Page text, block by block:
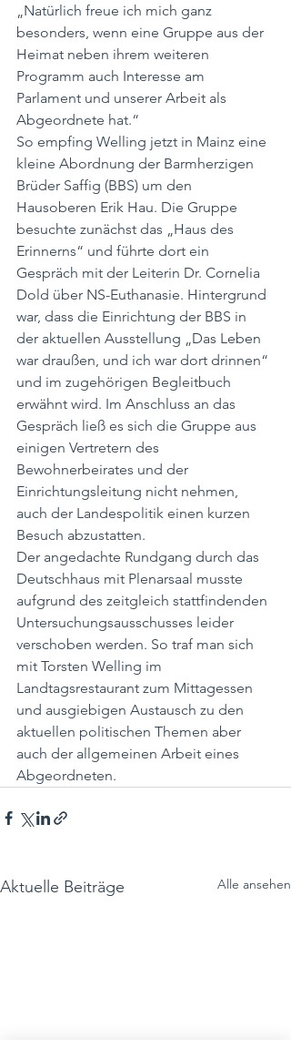
„Natürlich freue ich mich ganz
besonders, wenn eine Gruppe aus der
Heimat neben ihrem weiteren
Programm auch Interesse am
Parlament und unserer Arbeit als
Abgeordnete hat.“
So empfing Welling jetzt in Mainz eine
kleine Abordnung der Barmherzigen
Brüder Saffig (BBS) um den
Hausoberen Erik Hau. Die Gruppe
besuchte zunächst das „Haus des
Erinnerns“ und führte dort ein
Gespräch mit der Leiterin Dr. Cornelia
Dold über NS-Euthanasie. Hintergrund
war, dass die Einrichtung der BBS in
der aktuellen Ausstellung „Das Leben
war draußen, und ich war dort drinnen“
und im zugehörigen Begleitbuch
erwähnt wird. Im Anschluss an das
Gespräch ließ es sich die Gruppe aus
einigen Vertretern des
Bewohnerbeirates und der
Einrichtungsleitung nicht nehmen,
auch der Landespolitik einen kurzen
Besuch abzustatten.
Der angedachte Rundgang durch das
Deutschhaus mit Plenarsaal musste
aufgrund des zeitgleich stattfindenden
Untersuchungsausschusses leider
verschoben werden. So traf man sich
mit Torsten Welling im
Landtagsrestaurant zum Mittagessen
und ausgiebigen Austausch zu den
aktuellen politischen Themen aber
auch der allgemeinen Arbeit eines
Abgeordneten.
Aktuelle Beiträge Alle ansehen